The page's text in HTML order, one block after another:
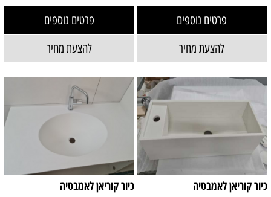
פרטים נוספים
להצעת מחיר
פרטים נוספים
להצעת מחיר
כיור קוריאן לאמבטיה כיור קוריאן לאמבטיה